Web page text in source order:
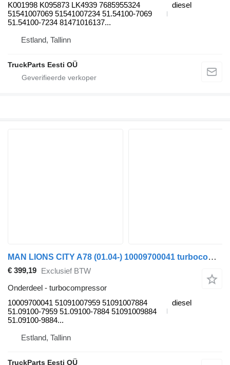
K001998 K095873 LK4939 7685955324
51541007069 51541007234 51.54100-7069
51.54100-7234 81471016137...
diesel
Estland, Tallinn
TruckParts Eesti OÜ
MAN LIONS CITY A78 (01.04-) 10009700041 turbocompressor voor MAN Lion's bus (1991-)
€ 399,19 Exclusief BTW
Onderdeel - turbocompressor
10009700041 51091007959 51091007884
51.09100-7959 51.09100-7884 51091009884
51.09100-9884...
diesel
Estland, Tallinn
TruckParts Eesti OÜ